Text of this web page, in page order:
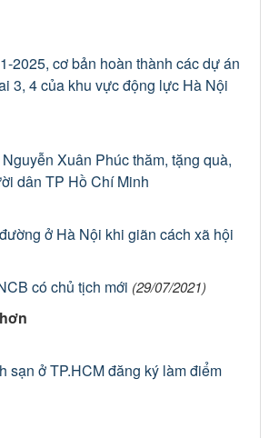
2025, cơ bản hoàn thành các dự án
3, 4 của khu vực động lực Hà Nội
Xuân Phúc thăm, tặng quà,
dân TP Hồ Chí Minh
ở Hà Nội khi giãn cách xã hội
có chủ tịch mới (29/07/2021)
sạn ở TP.HCM đăng ký làm điểm